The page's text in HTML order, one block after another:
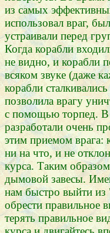
из самых
использовал враг,
устраивали перед
Когда корабли
не видно, и корабли
всяком звуке (даже
корабли
позволила врагу
с помощью торпед. В
разработали очень
этим приемом врага:
ни на что, и не
курса. Таким
дымовой завесы.
нам быстро выйти
обрести правильное
терять правильное